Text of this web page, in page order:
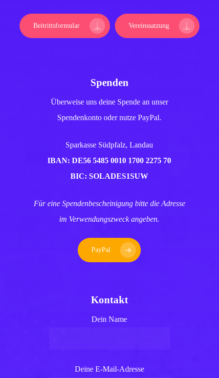
Beitrittsformular Vereinssatzung
Spenden
Überweise uns deine Spende an unser
Spendenkonto oder nutze PayPal.
Sparkasse Südpfalz, Landau
IBAN: DE56 5485 0010 1700 2275 70
BIC: SOLADES1SUW
Für eine Spendenbescheinigung bitte die Adresse
im Verwendungszweck angeben.
PayPal
Kontakt
Dein Name
Deine E-Mail-Adresse